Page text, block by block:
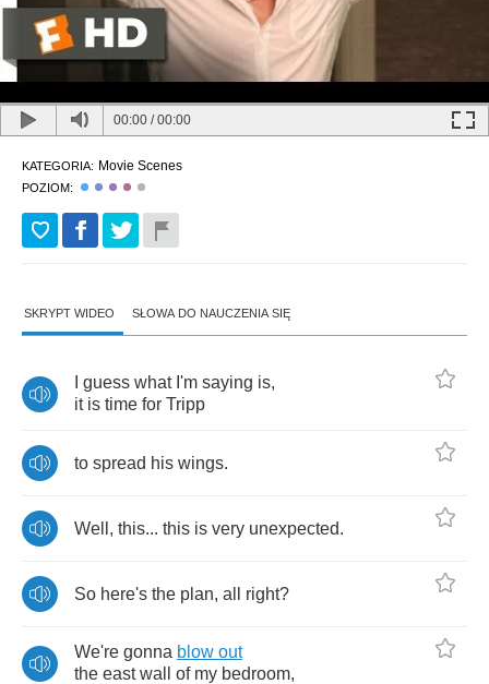
00:00 /00:00
KATEGORIA: Movie Scenes
POZIOM:
SKRYPT WIDEO SŁOWA DO NAUCZENIA SIĘ
guess what I'm saying is,
it is time for Tripp
to spread his wings.
Well , this... this is very unexpected.
So here's the plan, all right?
We're gonna blow out
the east wall of my bedroom,